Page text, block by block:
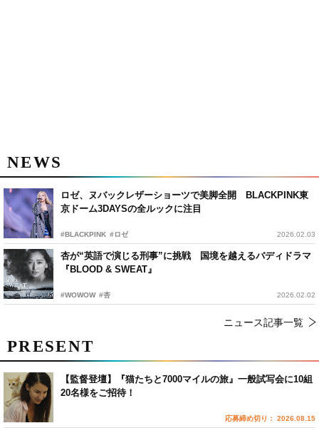
NEWS
ロゼ、ヌバックレザーショーツで美脚全開 BLACKPINK東
京ドーム3DAYSの全ルックに注目
#BLACKPINK #ロゼ 2026.02.03
杏が“英語で演じる刑事”に挑戦 国境を越えるバディドラマ
『BLOOD & SWEAT』
#WOWOW #杏 2026.02.02
ニュース記事一覧
PRESENT
【監督登壇】『猫たちと7000マイルの旅』一般試写会に10組
20名様をご招待！
応募締め切り： 2026.08.15